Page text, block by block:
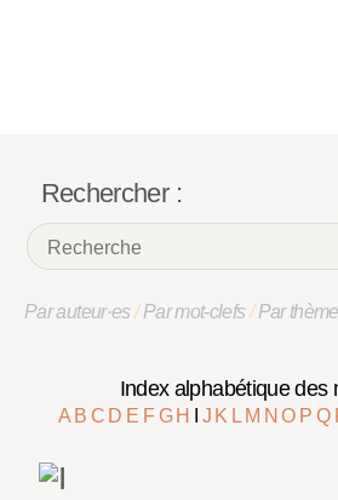
Rechercher :
Par auteur·es/Par mot-clefs/Par
Index alphabétique des
A B C D E F G H J K L M NO P Q